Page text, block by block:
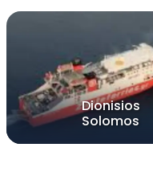
Dionisios
Solomos